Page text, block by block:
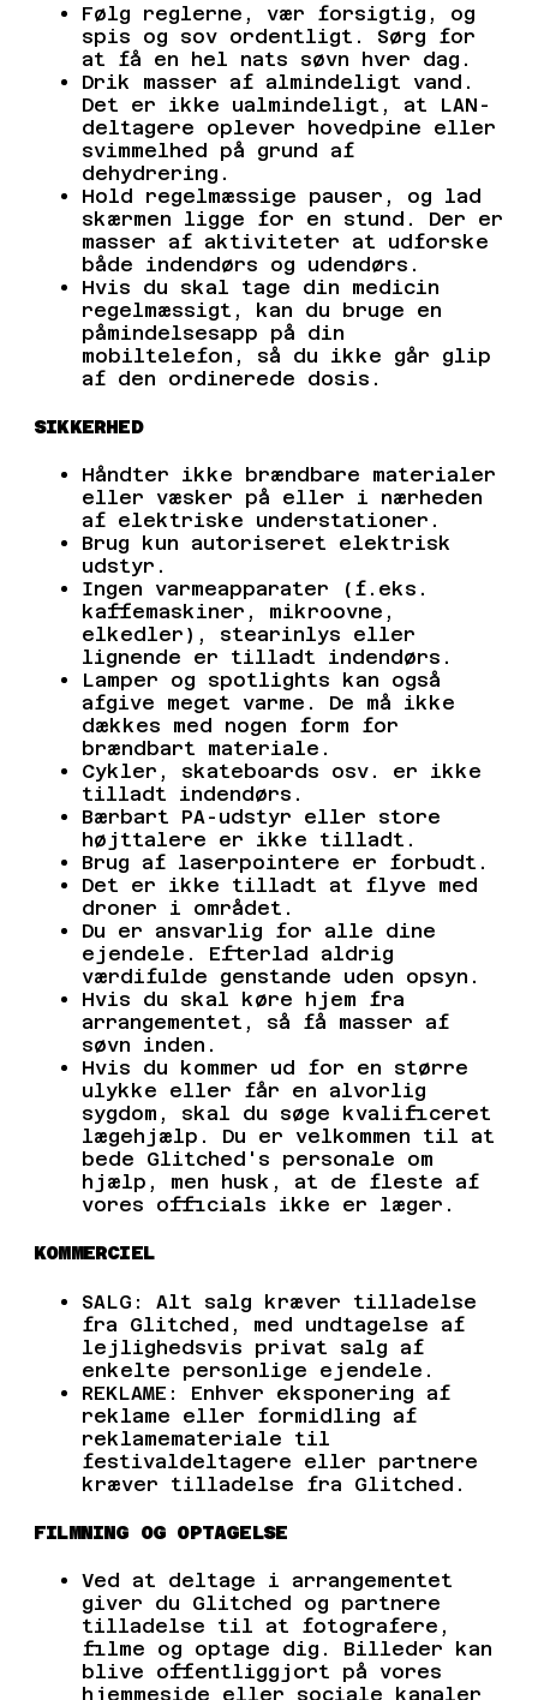
Følg reglerne, vær forsigtig, og
spis og sov ordentligt. Sørg for
at få en hel nats søvn hver dag.
Drik masser af almindeligt vand.
Det er ikke ualmindeligt, at LAN-
deltagere oplever hovedpine eller
svimmelhed på grund af
dehydrering.
Hold regelmæssige pauser, og lad
skærmen ligge for en stund. Der er
masser af aktiviteter at udforske
både indendørs og udendørs.
Hvis du skal tage din medicin
regelmæssigt, kan du bruge en
påmindelsesapp på din
mobiltelefon, så du ikke går glip
af den ordinerede dosis.
SIKKERHED
Håndter ikke brændbare materialer
eller væsker på eller i nærheden
af elektriske understationer.
Brug kun autoriseret elektrisk
udstyr.
Ingen varmeapparater (f.eks.
kaffemaskiner, mikroovne,
elkedler), stearinlys eller
lignende er tilladt indendørs.
Lamper og spotlights kan også
afgive meget varme. De må ikke
dækkes med nogen form for
brændbart materiale.
Cykler, skateboards osv. er ikke
tilladt indendørs.
Bærbart PA-udstyr eller store
højttalere er ikke tilladt.
Brug af laserpointere er forbudt.
Det er ikke tilladt at flyve med
droner i området.
Du er ansvarlig for alle dine
ejendele. Efterlad aldrig
værdifulde genstande uden opsyn.
Hvis du skal køre hjem fra
arrangementet, så få masser af
søvn inden.
Hvis du kommer ud for en større
ulykke eller får en alvorlig
sygdom, skal du søge kvalificeret
lægehjælp. Du er velkommen til at
bede Glitched's personale om
hjælp, men husk, at de fleste af
vores officials ikke er læger.
KOMMERCIEL
SALG: Alt salg kræver tilladelse
fra Glitched, med undtagelse af
lejlighedsvis privat salg af
enkelte personlige ejendele.
REKLAME: Enhver eksponering af
reklame eller formidling af
reklamemateriale til
festivaldeltagere eller partnere
kræver tilladelse fra Glitched.
FILMNING OG OPTAGELSE
Ved at deltage i arrangementet
giver du Glitched og partnere
tilladelse til at fotografere,
filme og optage dig. Billeder kan
blive offentliggjort på vores
hjemmeside eller sociale kanaler